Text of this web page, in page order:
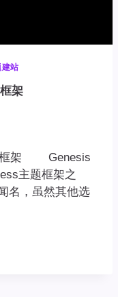
站
架
框架 Genesis
主题框架之
名，虽然其他选